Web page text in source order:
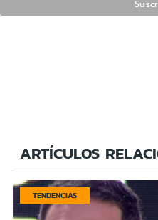
ARTÍCULOS
TENDENCIAS